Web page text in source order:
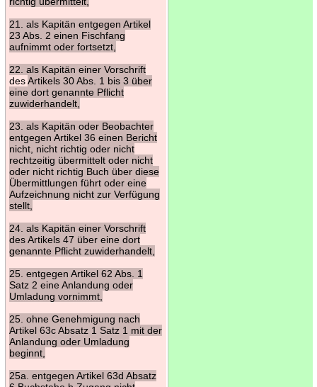
21. als Kapitän entgegen Artikel
23 Abs. 2 einen Fischfang
aufnimmt oder fortsetzt,
22. als Kapitän einer Vorschrift
desArtikels 30 Abs. 1 bis 3 über
eine dort genannte Pflicht
zuwiderhandelt,
23. als Kapitän oder Beobachter
entgegen Artikel 36 einen Bericht
nicht, nicht richtig oder nicht
rechtzeitig übermittelt oder nicht
oder nicht richtig Buch über diese
Übermittlungen führt oder eine
Aufzeichnung nicht zur Verfügung
stellt,
24. als Kapitän einer Vorschrift
des Artikels 47 über eine dort
genannte Pflicht zuwiderhandelt,
25. entgegen Artikel 62 Abs. 1
Satz 2 eine Anlandung oder
Umladung vornimmt,
25. ohne Genehmigung nach
Artikel 63c Absatz 1 Satz 1 mit der
Anlandung oder Umladung
beginnt,
25a. entgegen Artikel 63d Absatz